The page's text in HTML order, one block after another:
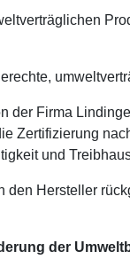
der Firma
Zertifizierung
und
den Hersteller
der